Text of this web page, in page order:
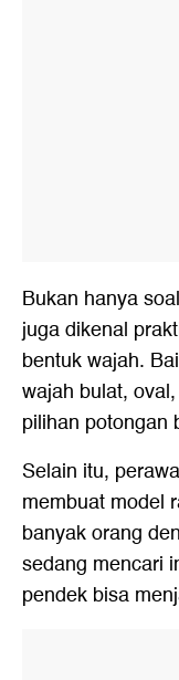
Bukan hanya
juga dikenal
bentuk wajah.
wajah bulat,
pilihan potongan
Selain itu,
membuat model
banyak orang
sedang mencari
pendek bisa